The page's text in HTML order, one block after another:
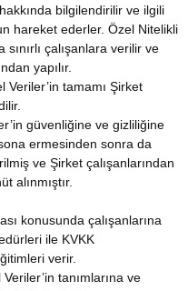
bilgilendirilir ve ilgili
hareket ederler. Özel Nitelikli
çalışanlara verilir ve
yapılır.
tamamı Şirket
güvenliğine ve gizliliğine
ermesinden sonra da
ve Şirket çalışanlarından
alınmıştır.
konusunda çalışanlarına
ile KVKK
verir.
tanımlarına ve